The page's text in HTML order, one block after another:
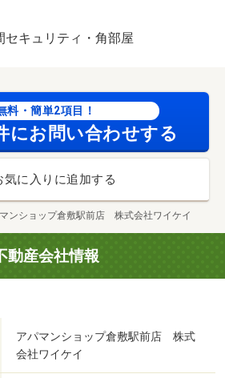
証会社利用必須 イントラス
初回保証料３５０００円、月額保
ニ・４３２ｍ スーパー・８１５
オンライン接客 ＆ 現地集合で
ーカー各社取扱い★初期費用はク
加盟団体名：（一社）岡山県不動
地区不動産公正取引協議会加盟/Ｄ
円
キュリティ・角部屋
料・簡単2項目！
にお問い合わせする
気に入りに追加する
ンショップ倉敷駅前店 株式会社ワイケイ
動産会社情報
アパマンショップ倉敷駅前店 株式
会社ワイケイ